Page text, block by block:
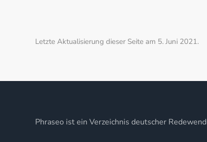
Letzte Aktualisierung dieser Seite am 5. Juni 2021.
Phraseo ist ein Verzeichnis deutscher